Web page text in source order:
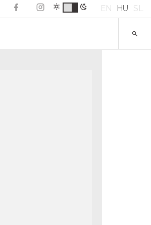
EN HU SL